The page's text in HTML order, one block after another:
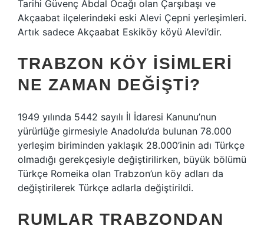
Tarihi Güvenç Abdal Ocağı olan Çarşıbaşı ve
Akçaabat ilçelerindeki eski Alevi Çepni yerleşimleri.
Artık sadece Akçaabat Eskiköy köyü Alevi’dir.
TRABZON KÖY ISIMLERI
NE ZAMAN DEĞIŞTI?
1949 yılında 5442 sayılı İl İdaresi Kanunu’nun
yürürlüğe girmesiyle Anadolu’da bulunan 78.000
yerleşim biriminden yaklaşık 28.000’inin adı Türkçe
olmadığı gerekçesiyle değiştirilirken, büyük bölümü
Türkçe Romeika olan Trabzon’un köy adları da
değiştirilerek Türkçe adlarla değiştirildi.
RUMLAR TRABZONDAN